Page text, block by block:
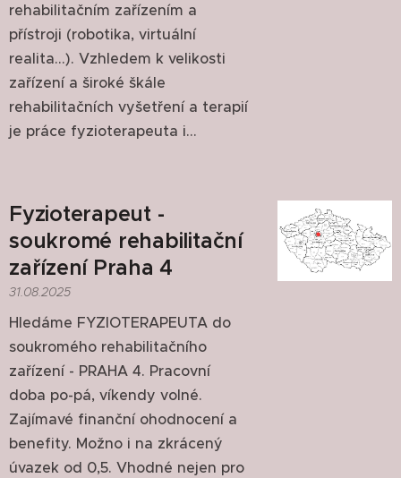
rehabilitačním zařízením a
přístroji (robotika, virtuální
realita...). Vzhledem k velikosti
zařízení a široké škále
rehabilitačních vyšetření a terapií
je práce fyzioterapeuta i...
Fyzioterapeut -
soukromé rehabilitační
zařízení Praha 4
31.08.2025
Hledáme FYZIOTERAPEUTA do
soukromého rehabilitačního
zařízení - PRAHA 4. Pracovní
doba po-pá, víkendy volné.
Zajímavé finanční ohodnocení a
benefity. Možno i na zkrácený
úvazek od 0,5. Vhodné nejen pro